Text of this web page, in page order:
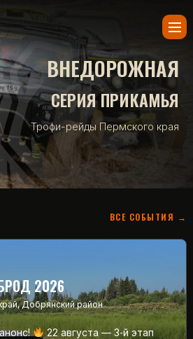
ВНЕДОРОЖНАЯ
СЕРИЯ ПРИКАМЬЯ
Трофи-рейды Пермского края
ВСЕ СОБЫТИЯ →
2026
Добрянский район
22 августа — 3‑й этап